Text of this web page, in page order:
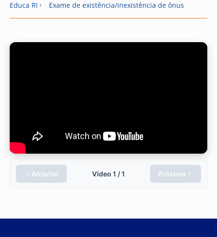
Educa RI Exame de existência/inexistência de ônus
Anterior Vídeo 1 /1 Próxima